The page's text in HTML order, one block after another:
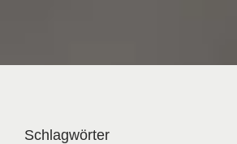
Schlagwörter